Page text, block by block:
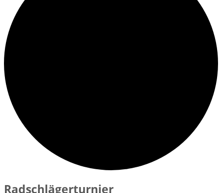
Radschlägerturnier